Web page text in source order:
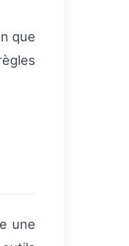
que
une